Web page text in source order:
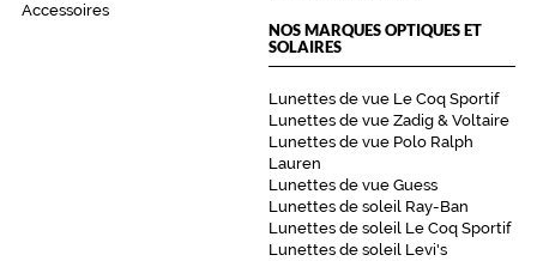
Accessoires
NOS MARQUES OPTIQUES ET
SOLAIRES
Lunettes de vue Le Coq Sportif
Lunettes de vue Zadig & Voltaire
Lunettes de vue Polo Ralph
Lauren
Lunettes de vue Guess
Lunettes de soleil Ray-Ban
Lunettes de soleil Le Coq Sportif
Lunettes de soleil Levi's